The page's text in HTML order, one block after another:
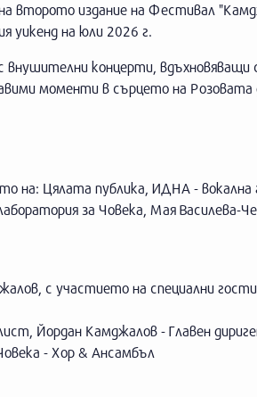
второто издание на Фестивал
уикенд на юли 2026 г.
внушителни концерти, вдъхновяващи
моменти в сърцето на Розовата
на: Цялата публика, ИДНА - вокална
за Човека, Мая Василева-
с участието на специални
Йордан Камджалов - Главен
- Хор & Ансамбъл